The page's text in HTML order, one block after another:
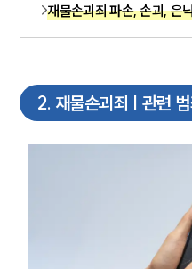
재물손괴죄 파손, 손괴, 은
2. 재물손괴죄 | 관련